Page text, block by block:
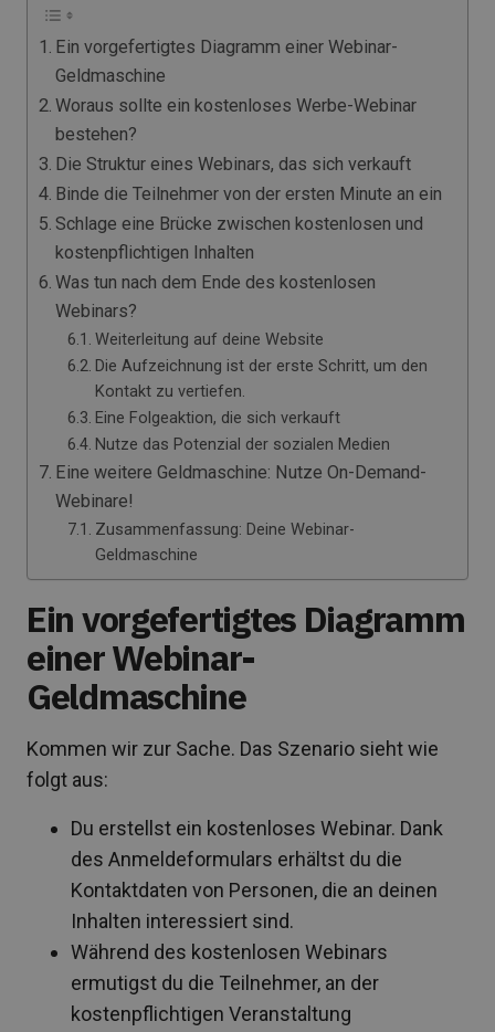
Ein vorgefertigtes Diagramm einer Webinar-
Geldmaschine
Woraus sollte ein kostenloses Werbe-Webinar
bestehen?
Die Struktur eines Webinars, das sich verkauft
Binde die Teilnehmer von der ersten Minute an ein
Schlage eine Brücke zwischen kostenlosen und
kostenpflichtigen Inhalten
Was tun nach dem Ende des kostenlosen
Webinars?
Weiterleitung auf deine Website
Die Aufzeichnung ist der erste Schritt, um den
Kontakt zu vertiefen.
Eine Folgeaktion, die sich verkauft
Nutze das Potenzial der sozialen Medien
Eine weitere Geldmaschine: Nutze On-Demand-
Webinare!
Zusammenfassung: Deine Webinar-
Geldmaschine
Ein vorgefertigtes Diagramm
einer Webinar-
Geldmaschine
Kommen wir zur Sache. Das Szenario sieht wie
folgt aus:
Du erstellst ein kostenloses Webinar. Dank
des Anmeldeformulars erhältst du die
Kontaktdaten von Personen, die an deinen
Inhalten interessiert sind.
Während des kostenlosen Webinars
ermutigst du die Teilnehmer, an der
kostenpflichtigen Veranstaltung